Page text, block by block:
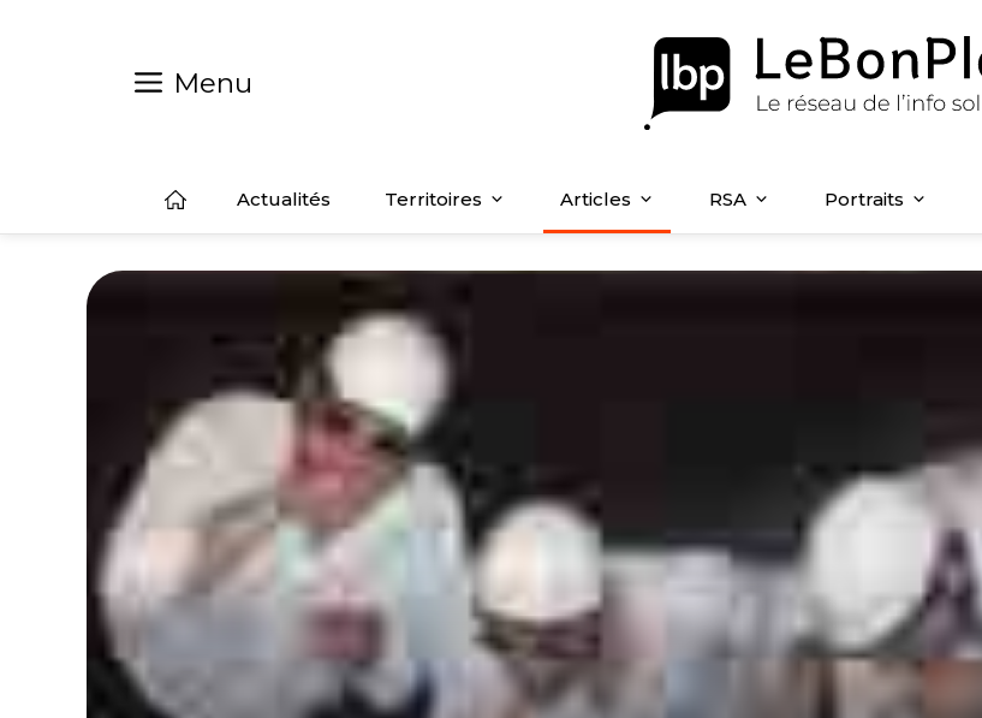
Menu
Actualités Territoires Articles RSA Portraits